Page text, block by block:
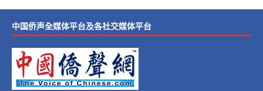
中国侨声全媒体平台及各社交媒体平台